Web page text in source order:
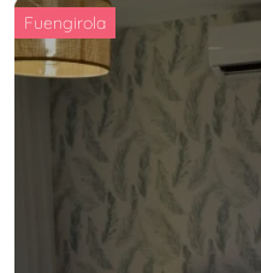
Fuengirola